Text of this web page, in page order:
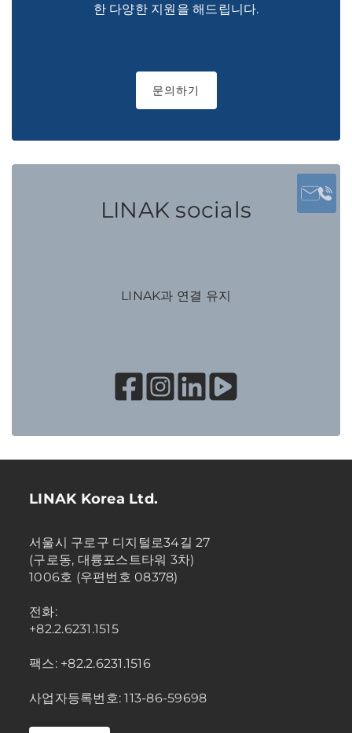
한 다양한 지원을 해드립니다.
문의하기
LINAK socials
LINAK과 연결 유지
LINAK Korea Ltd.
서울시 구로구 디지털로34길 27
(구로동, 대륭포스트타워 3차)
1006호 (우편번호 08378)
전화:
+82.2.6231.1515
팩스: +82.2.6231.1516
사업자등록번호: 113-86-59698